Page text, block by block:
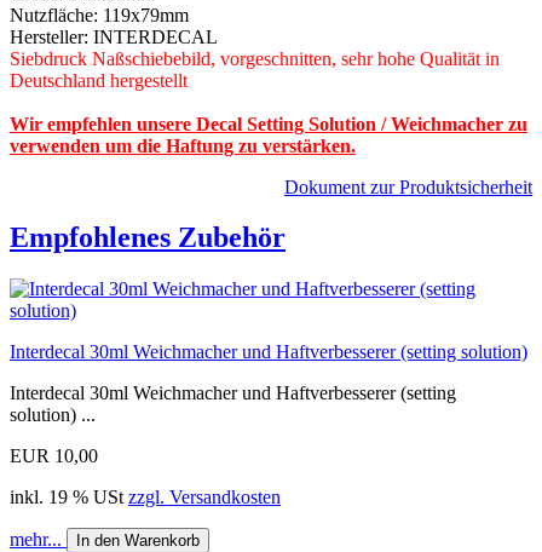
Nutzfläche: 119x79mm
Hersteller: INTERDECAL
Siebdruck Naßschiebebild, vorgeschnitten, sehr hohe Qualität in
Deutschland hergestellt
Wir empfehlen unsere Decal Setting Solution / Weichmacher zu
verwenden um die Haftung zu verstärken.
Dokument zur Produktsicherheit
Empfohlenes Zubehör
Interdecal 30ml Weichmacher und Haftverbesserer (setting solution)
Interdecal 30ml Weichmacher und Haftverbesserer (setting
solution) ...
EUR 10,00
inkl. 19 % USt zzgl. Versandkosten
mehr... In den Warenkorb